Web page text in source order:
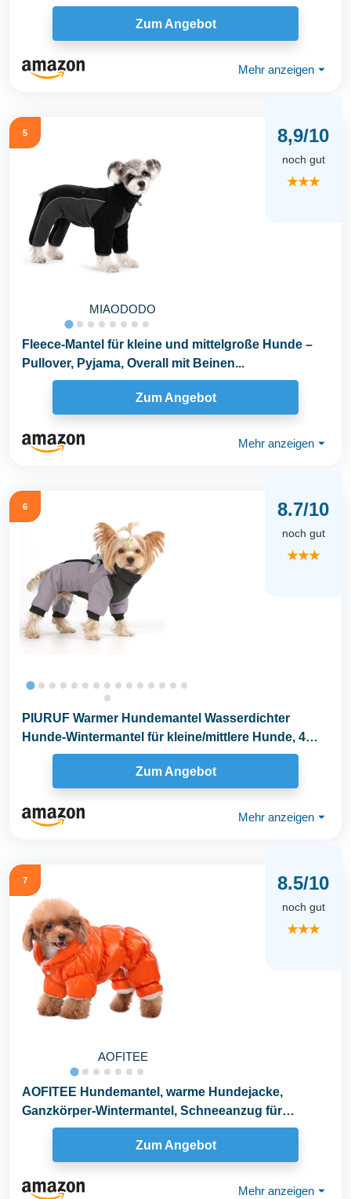
Zum Angebot
Mehr anzeigen ⏷
5
MIAODODO
8,9/10
noch gut
★★★
Fleece-Mantel für kleine und mittelgroße Hunde –
Pullover, Pyjama, Overall mit Beinen...
Zum Angebot
Mehr anzeigen ⏷
6 8.7/10
noch gut
★★★
PIURUF Warmer Hundemantel Wasserdichter
Hunde-Wintermantel für kleine/mittlere Hunde, 4
Beine...
Zum Angebot
Mehr anzeigen ⏷
7
AOFITEE
8.5/10
noch gut
★★★
AOFITEE Hundemantel, warme Hundejacke,
Ganzkörper-Wintermantel, Schneeanzug für
Hunde...
Zum Angebot
Mehr anzeigen ⏷